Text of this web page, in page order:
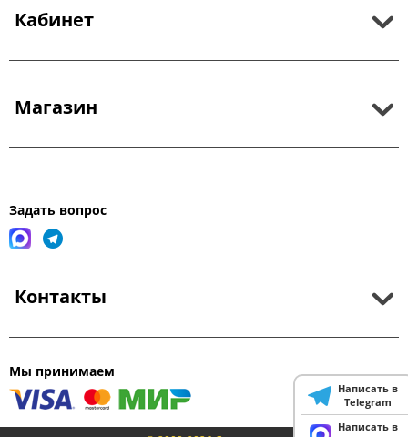
Кабинет
Магазин
Задать вопрос
Контакты
Мы принимаем
Написать в
Telegram
Написать в